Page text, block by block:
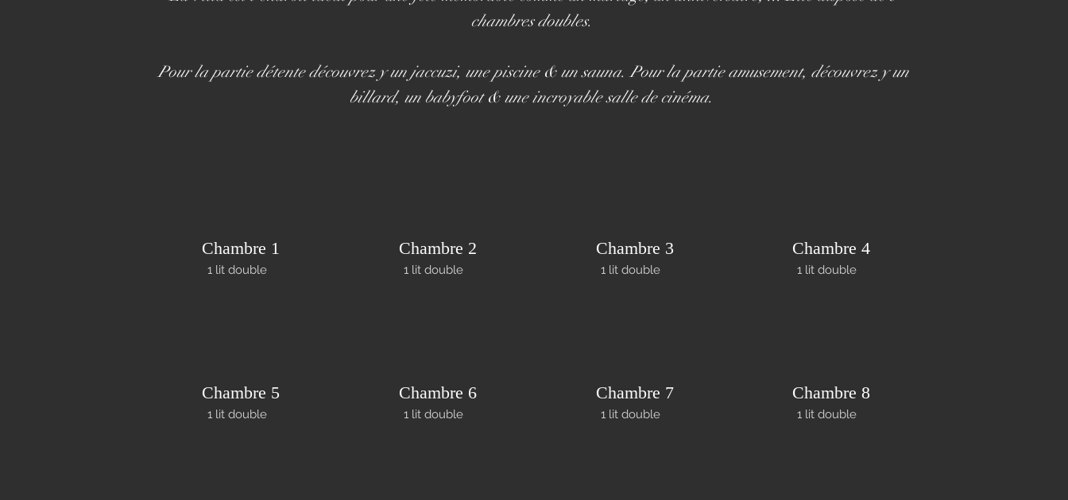
chambres doubles.
Pour la partie détente découvrez y un jaccuzi, une piscine & un sauna. Pour la partie amusement, découvrez y un
billard, un babyfoot & une incroyable salle de cinéma.
Chambre 1
1 lit double
Chambre 2
1 lit double
Chambre 3
1 lit double
Chambre 4
1 lit double
Chambre 5
1 lit double
Chambre 6
1 lit double
Chambre 7
1 lit double
Chambre 8
1 lit double